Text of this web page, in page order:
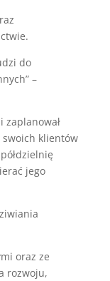
do
–
zaplanował
klientów
jego
oraz ze
rozwoju,